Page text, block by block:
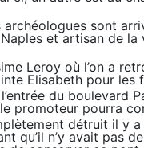
archéologues sont
et artisan de
Leroy où l’on a
Elisabeth pour les
du
promoteur pourra
détruit il y
qu’il n’y avait pas